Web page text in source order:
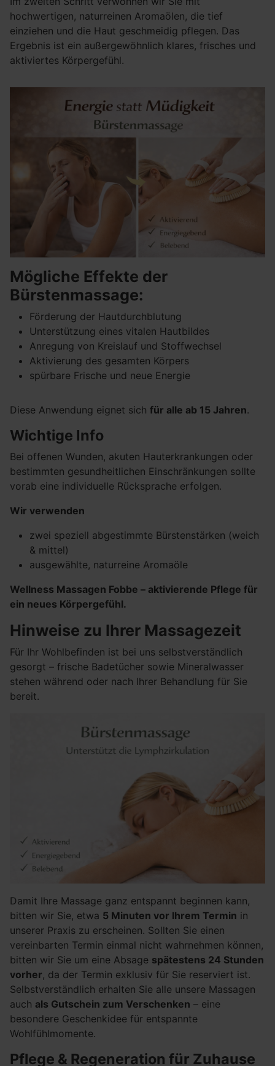
hochwertigen, naturreinen Aromaölen, die tief
einziehen und die Haut geschmeidig pflegen. Das
Ergebnis ist ein außergewöhnlich klares, frisches und
aktiviertes Körpergefühl.
Mögliche Effekte der
Bürstenmassage:
Förderung der Hautdurchblutung
Unterstützung eines vitalen Hautbildes
Anregung von Kreislauf und Stoffwechsel
Aktivierung des gesamten Körpers
spürbare Frische und neue Energie
Diese Anwendung eignet sich für alle ab 15 Jahren.
Wichtige Info
Bei offenen Wunden, akuten Hauterkrankungen oder
bestimmten gesundheitlichen Einschränkungen sollte
vorab eine individuelle Rücksprache erfolgen.
Wir verwenden
zwei speziell abgestimmte Bürstenstärken (weich
& mittel)
ausgewählte, naturreine Aromaöle
Wellness Massagen Fobbe – aktivierende Pflege für
ein neues Körpergefühl.
Hinweise zu Ihrer Massagezeit
Für Ihr Wohlbefinden ist bei uns selbstverständlich
gesorgt – frische Badetücher sowie Mineralwasser
stehen während oder nach Ihrer Behandlung für Sie
bereit.
Damit Ihre Massage ganz entspannt beginnen kann,
bitten wir Sie, etwa 5 Minuten vor Ihrem Termin in
unserer Praxis zu erscheinen. Sollten Sie einen
vereinbarten Termin einmal nicht wahrnehmen können,
bitten wir Sie um eine Absage spätestens 24 Stunden
vorher, da der Termin exklusiv für Sie reserviert ist.
Selbstverständlich erhalten Sie alle unsere Massagen
auch als Gutschein zum Verschenken – eine
besondere Geschenkidee für entspannte
Wohlfühlmomente.
Pflege & Regeneration für Zuhause